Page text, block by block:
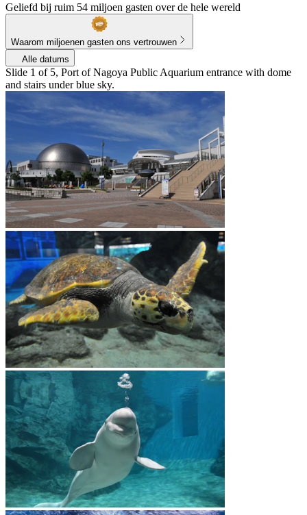
Geliefd bij ruim 54 miljoen gasten over de hele wereld
Waarom miljoenen gasten ons vertrouwen
Alle datums
Slide 1 of 5, Port of Nagoya Public Aquarium entrance with dome
and stairs under blue sky.